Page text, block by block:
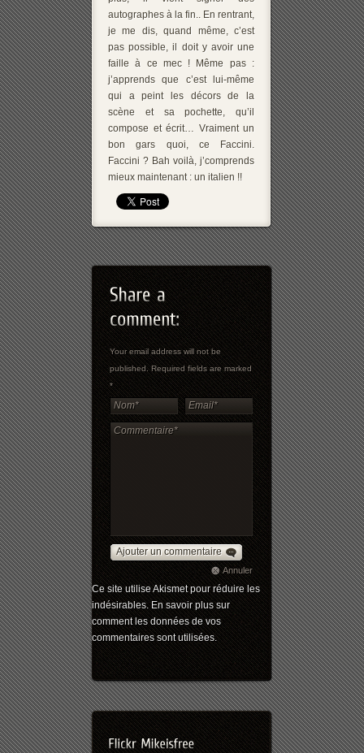
autographes à la fin.. En rentrant,
je me dis, quand même, c’est
pas possible, il doit y avoir une
faille à ce mec ! Même pas :
j’apprends que c’est lui-même
qui a peint les décors de la
scène et sa pochette, qu’il
compose et écrit… Vraiment un
bon gars quoi, ce Faccini.
Faccini ? Bah voilà, j’comprends
mieux maintenant : un italien !!
Your email address will not be
published. Required fields are marked
*
Ajouter un commentaire
Annuler
Ce site utilise Akismet pour réduire les
indésirables.En savoir plus sur
comment les données de vos
commentaires sont utilisées.